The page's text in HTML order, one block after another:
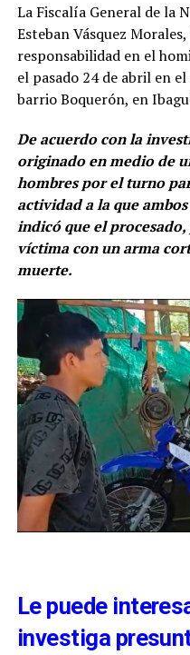
La Fiscalía General de la
Esteban Vásquez
responsabilidad en el
el pasado 24 de abril en
barrio Boquerón, en
De acuerdo con la
originado en medio de
hombres por el turno
actividad a la que
indicó que el
víctima con un arma
muerte.
Le puede
investiga